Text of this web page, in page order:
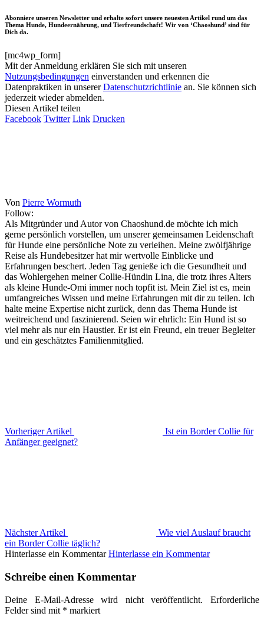
Abonniere unseren Newsletter und erhalte sofort unsere neuesten Artikel rund um das
Thema Hunde, Hundeernährung, und Tierfreundschaft! Wir von ‘Chaoshund’ sind für
Dich da.
[mc4wp_form]
Mit der Anmeldung erklären Sie sich mit unseren
Nutzungsbedingungen einverstanden und erkennen die
Datenpraktiken in unsererDatenschutzrichtlinie an. Sie können sich
jederzeit wieder abmelden.
Diesen Artikel teilen
Facebook Twitter Link Drucken
Von Pierre Wormuth
Follow:
Als Mitgründer und Autor von Chaoshund.de möchte ich mich
gerne persönlich vorstellen, um unserer gemeinsamen Leidenschaft
für Hunde eine persönliche Note zu verleihen. Meine zwölfjährige
Reise als Hundebesitzer hat mir wertvolle Einblicke und
Erfahrungen beschert. Jeden Tag genieße ich die Gesundheit und
das Wohlergehen meiner Collie-Hündin Lina, die trotz ihres Alters
als kleine Hunde-Omi immer noch topfit ist. Mein Ziel ist es, mein
umfangreiches Wissen und meine Erfahrungen mit dir zu teilen. Ich
halte meine Expertise nicht zurück, denn das Thema Hunde ist
weitreichend und faszinierend. Seien wir ehrlich: Ein Hund ist so
viel mehr als nur ein Haustier. Er ist ein Freund, ein treuer Begleiter
und ein geschätztes Familienmitglied.
Vorheriger Artikel
Ist ein Border Collie für
Anfänger geeignet?
Nächster Artikel
Wie viel Auslauf braucht
ein Border Collie täglich?
Hinterlasse ein Kommentar Hinterlasse ein Kommentar
Schreibe einen Kommentar
Deine E-Mail-Adresse wird nicht veröffentlicht.
Erforderliche
Felder sind mit * markiert